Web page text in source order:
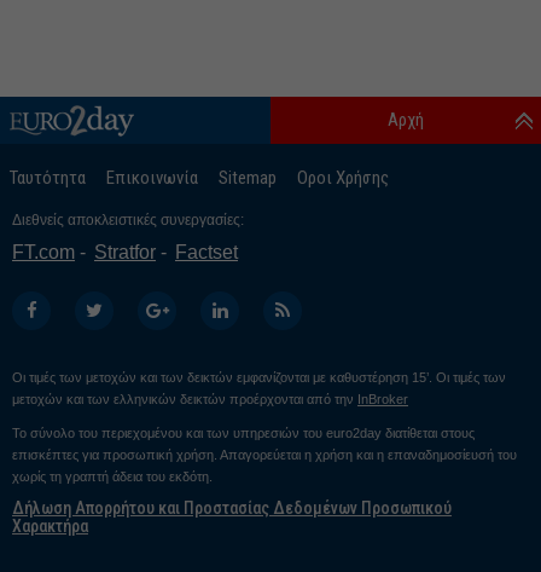
Ταυτότητα Επικοινωνία Sitemap Οροι Χρήσης
Αρχή
Διεθνείς αποκλειστικές συνεργασίες:
FT.com Stratfor Factset
Οι τιμές των μετοχών και των δεικτών εμφανίζονται με καθυστέρηση 15’. Οι τιμές των
μετοχών και των ελληνικών δεικτών προέρχονται από την InBroker
Το σύνολο του περιεχομένου και των υπηρεσιών του euro2day διατίθεται στους
επισκέπτες για προσωπική χρήση. Απαγορεύεται η χρήση και η επαναδημοσίευσή του
χωρίς τη γραπτή άδεια του εκδότη.
Δήλωση Απορρήτου και Προστασίας Δεδομένων Προσωπικού
Χαρακτήρα